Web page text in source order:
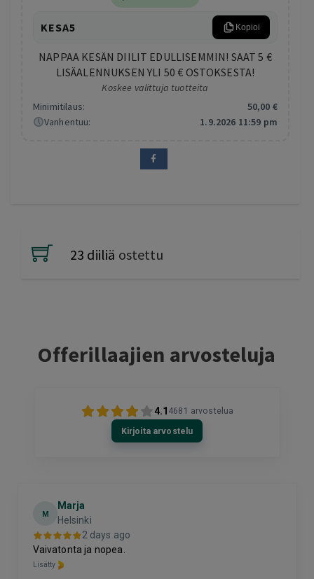
KESA5 Kopioi
NAPPAA KESÄN DIILIT EDULLISEMMIN! SAAT 5 €
LISÄALENNUKSEN YLI 50 € OSTOKSESTA!
Koskee valittuja tuotteita
Minimitilaus:
50,00 €
Vanhentuu:
1.9.2026 11:59 pm
23 diiliä ostettu
Offerillaajien arvosteluja
4.1 4681 arvostelua
Kirjoita arvostelu
M
Marja
Helsinki
2 days ago
Vaivatonta ja nopea.
Lisätty